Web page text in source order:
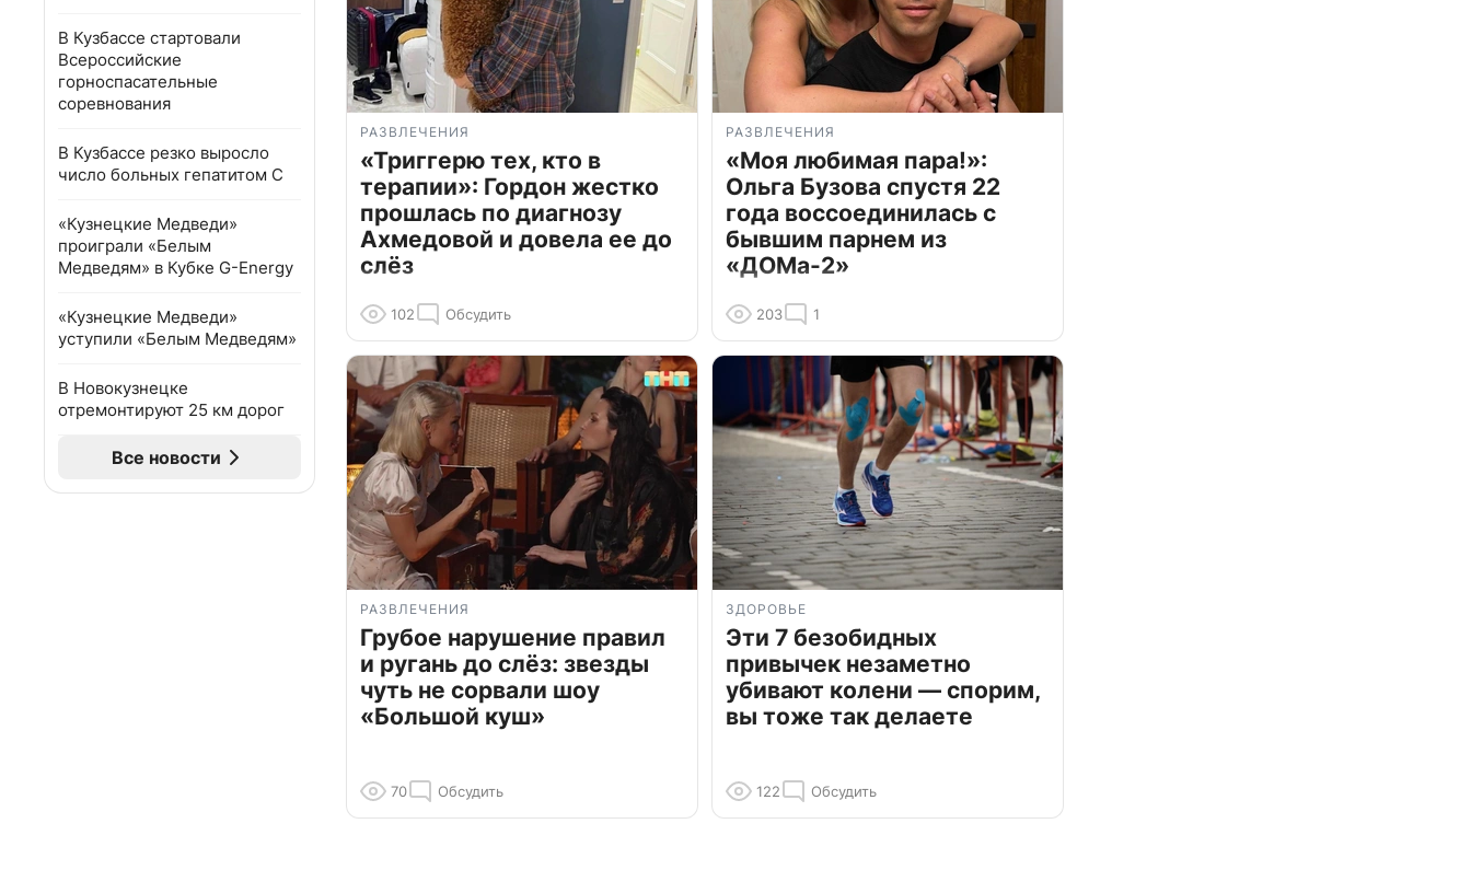
В Кузбассе стартовали
Всероссийские
горноспасательные
соревнования
В Кузбассе резко выросло
число больных гепатитом С
«Кузнецкие Медведи»
проиграли «Белым
Медведям» в Кубке G-Energy
«Кузнецкие Медведи»
уступили «Белым Медведям»
В Новокузнецке
отремонтируют 25 км дорог
Все новости
РАЗВЛЕЧЕНИЯ
«Триггерю тех, кто в
терапии»: Гордон жестко
прошлась по диагнозу
Ахмедовой и довела ее до
слёз
102 Обсудить
РАЗВЛЕЧЕНИЯ
«Моя любимая пара!»:
Ольга Бузова спустя 22
года воссоединилась с
бывшим парнем из
«ДОМа-2»
203 1
РАЗВЛЕЧЕНИЯ
Грубое нарушение правил
и ругань до слёз: звезды
чуть не сорвали шоу
«Большой куш»
70 Обсудить
ЗДОРОВЬЕ
Эти 7 безобидных
привычек незаметно
убивают колени — спорим,
вы тоже так делаете
122 Обсудить